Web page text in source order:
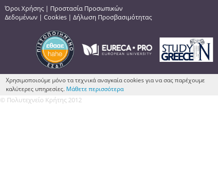
Όροι Χρήσης | Προστασία Προσωπικών
Δεδομένων | Cookies | Δήλωση Προσβασιμότητας
Χρησιμοποιούμε μόνο τα τεχνικά αναγκαία cookies για να σας παρέχουμε
καλύτερες υπηρεσίες. Μάθετε περισσότερα
© Πολυτεχνείο Κρήτης 2012